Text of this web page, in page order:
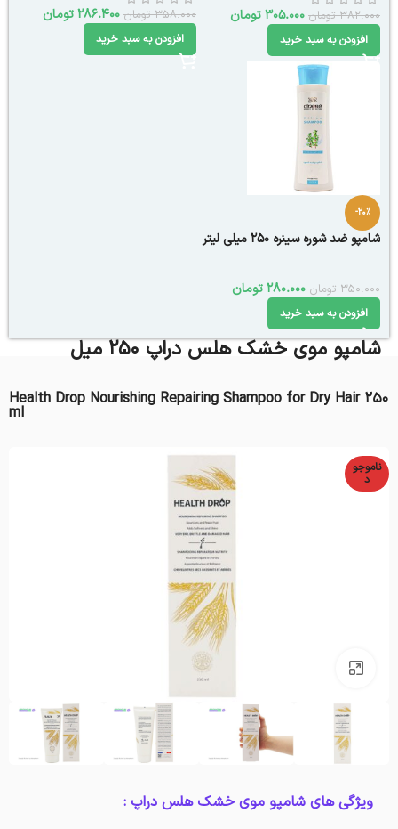
382.000 تومان 305.000تومان
افزودن به سبد خرید
358.000 تومان 286.400تومان
افزودن به سبد خرید
-20%
شامپو ضد شوره سینره 250 میلی لیتر
350.000 تومان 280.000تومان
افزودن به سبد خرید
شامپو موی خشک هلس دراپ 250 میل
Health Drop Nourishing Repairing Shampoo for Dry Hair 250
ml
ناموجو
د
ویژگی های شامپو موی خشک هلس دراپ :